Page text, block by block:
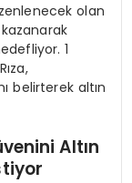
olan
1
belirterek altın
Altın